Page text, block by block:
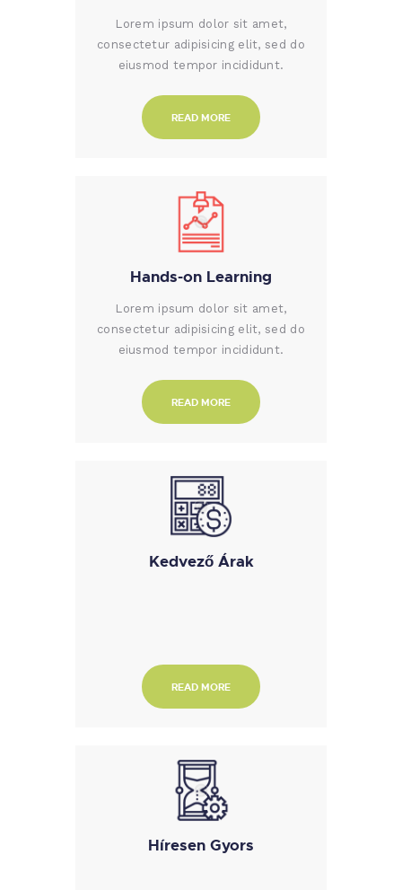
Lorem ipsum dolor sit amet,
consectetur adipisicing elit, sed do
eiusmod tempor incididunt.
READ MORE
Hands-on Learning
Lorem ipsum dolor sit amet,
consectetur adipisicing elit, sed do
eiusmod tempor incididunt.
READ MORE
Kedvező Árak
READ MORE
Híresen Gyors